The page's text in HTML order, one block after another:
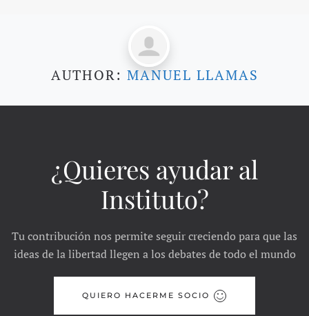
AUTHOR: MANUEL LLAMAS
¿Quieres ayudar al
Instituto?
Tu contribución nos permite seguir creciendo para que las
ideas de la libertad llegen a los debates de todo el mundo
QUIERO HACERME SOCIO